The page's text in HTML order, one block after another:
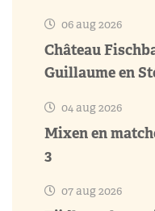
06 aug 2026
Château
Guillaume en
04 aug 2026
Mixen en
3
07 aug 2026